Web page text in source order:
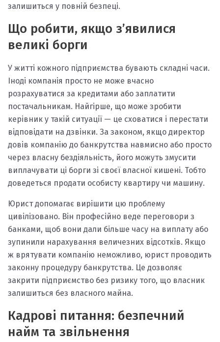
залишиться у повній безпеці.
Що робити, якщо з’явилися
великі борги
У житті кожного підприємства бувають складні часи.
Іноді компанія просто не може вчасно
розрахуватися за кредитами або заплатити
постачальникам. Найгірше, що може зробити
керівник у такій ситуації — це сховатися і перестати
відповідати на дзвінки. За законом, якщо директор
довів компанію до банкрутства навмисно або просто
через власну бездіяльність, його можуть змусити
виплачувати ці борги зі своєї власної кишені. Тобто
доведеться продати особисту квартиру чи машину.
Юрист допомагає вирішити цю проблему
цивілізовано. Він професійно веде переговори з
банками, щоб вони дали більше часу на виплату або
зупинили нарахування величезних відсотків. Якщо
ж врятувати компанію неможливо, юрист проводить
законну процедуру банкрутства. Це дозволяє
закрити підприємство без ризику того, що власник
залишиться без власного майна.
Кадрові питання: безпечний
найм та звільнення